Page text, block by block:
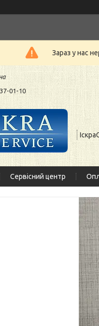
Зараз у нас
01-10
Сервісний центр